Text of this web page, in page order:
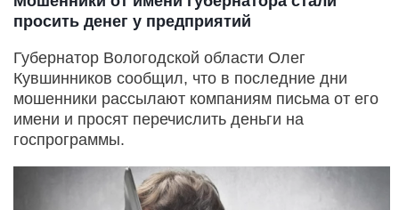
просить денег у предприятий
Губернатор Вологодской области Олег
Кувшинников сообщил, что в последние дни
мошенники рассылают компаниям письма от его
имени и просят перечислить деньги на
госпрограммы.